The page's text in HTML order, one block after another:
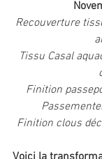
Recouverture
Tissu Casal
Finition
Finition clous